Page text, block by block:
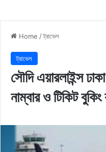
Home /ট্রাভেল
ট্রাভেল
সৌদি এয়ারলাইন্স
নাম্বার ও টিকিট বুকিং